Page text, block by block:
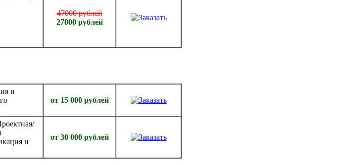
47000 рублей
27000 рублей
и
от 15 000 рублей
и
от 30 000 рублей